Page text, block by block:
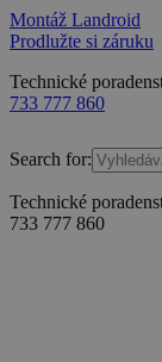
Montáž Landroid
Prodlužte si záruku
Technické
733 777 860
Search for:
Technické
733 777 860